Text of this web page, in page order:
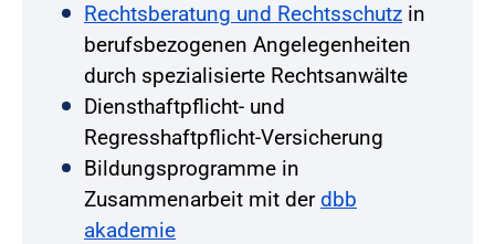
Rechtsberatung und Rechtsschutz in
berufsbezogenen Angelegenheiten
durch spezialisierte Rechtsanwälte
Diensthaftpflicht- und
Regresshaftpflicht-Versicherung
Bildungsprogramme in
Zusammenarbeit mit derdbb
akademie